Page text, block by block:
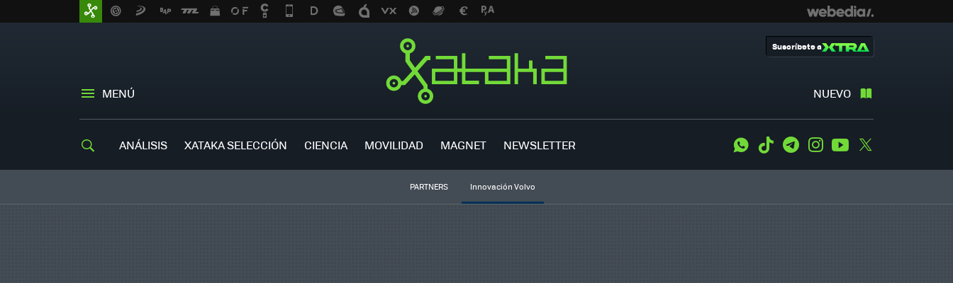
MENÚ NUEVO
Suscríbete a
ANÁLISIS XATAKA SELECCIÓN CIENCIA MOVILIDAD MAGNET NEWSLETTER WhatsApp
Tiktok TelegramInstagramYoutube
PARTNERS Innovación Volvo